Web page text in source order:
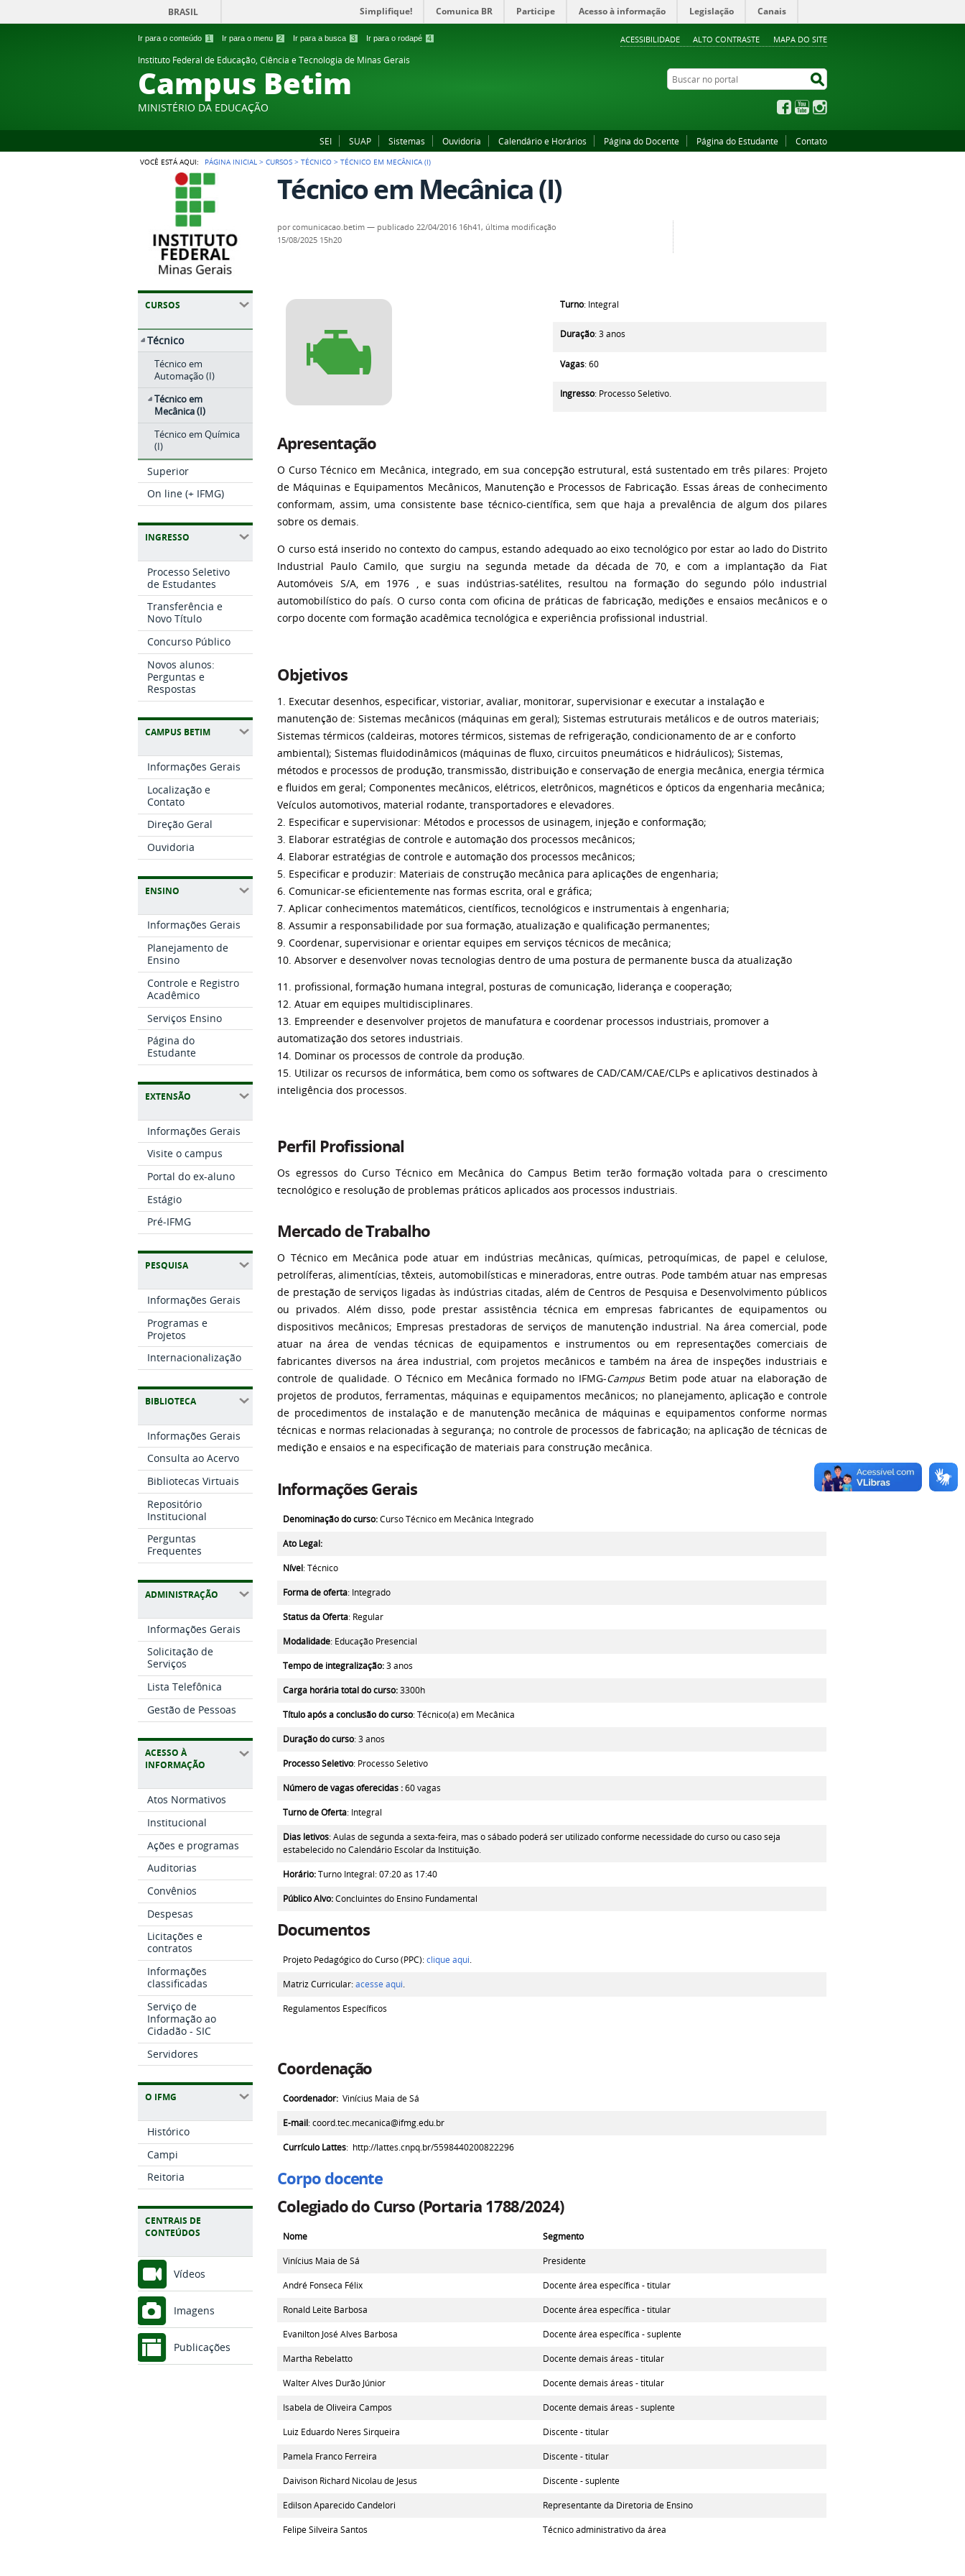
Ir para o conteúdo 1 Ir para o menu 2 Ir para a busca 3 Ir para o rodapé 4 ACESSIBILIDADE ALTO CONTRASTE MAPA DO SITE
BRASIL Simplifique! Comunica BR Participe Acesso à informação Legislação Canais
Instituto Federal de Educação, Ciência e Tecnologia de Minas Gerais
Campus Betim
MINISTÉRIO DA EDUCAÇÃO
Buscar no portal
FacebookYouTube
SEI SUAP Sistemas Ouvidoria Calendário e Horários Página do Docente Página do Estudante Contato
VOCÊ ESTÁ AQUI: PÁGINA INICIAL >CURSOS >TÉCNICO >TÉCNICO EM MECÂNICA (I)
CURSOS
Técnico
Técnico em
Automação (I)
Técnico em
Mecânica (I)
Técnico em Química
(I)
Superior
On line (+ IFMG)
INGRESSO
Processo Seletivo
de Estudantes
Transferência e
Novo Título
Concurso Público
Novos alunos:
Perguntas e
Respostas
CAMPUS BETIM
Informações Gerais
Localização e
Contato
Direção Geral
Ouvidoria
ENSINO
Informações Gerais
Planejamento de
Ensino
Controle e Registro
Acadêmico
Serviços Ensino
Página do
Estudante
EXTENSÃO
Informações Gerais
Visite o campus
Portal do ex-aluno
Estágio
Pré-IFMG
PESQUISA
Informações Gerais
Programas e
Projetos
Internacionalização
BIBLIOTECA
Informações Gerais
Consulta ao Acervo
Bibliotecas Virtuais
Repositório
Institucional
Perguntas
Frequentes
ADMINISTRAÇÃO
Informações Gerais
Solicitação de
Serviços
Lista Telefônica
Gestão de Pessoas
ACESSO À
INFORMAÇÃO
Atos Normativos
Institucional
Ações e programas
Auditorias
Convênios
Despesas
Licitações e
contratos
Informações
classificadas
Serviço de
Informação ao
Cidadão - SIC
Servidores
O IFMG
Histórico
Campi
Reitoria
CENTRAIS DE
CONTEÚDOS
Vídeos
Imagens
Publicações
Técnico em Mecânica (I)
porcomunicacao.betim — publicado 22/04/2016 16h41, última modificação
15/08/2025 15h20
Turno: Integral
Duração: 3 anos
Vagas: 60
Ingresso: Processo Seletivo.
Apresentação
O Curso Técnico em Mecânica, integrado, em sua concepção estrutural, está sustentado em três pilares: Projeto
de Máquinas e Equipamentos Mecânicos, Manutenção e Processos de Fabricação. Essas áreas de conhecimento
conformam, assim, uma consistente base técnico-científica, sem que haja a prevalência de algum dos pilares
sobre os demais.
O curso está inserido no contexto do campus, estando adequado ao eixo tecnológico por estar ao lado do Distrito
Industrial Paulo Camilo, que surgiu na segunda metade da década de 70, e com a implantação da Fiat
Automóveis S/A, em 1976 , e suas indústrias-satélites, resultou na formação do segundo pólo industrial
automobilístico do país. O curso conta com oficina de práticas de fabricação, medições e ensaios mecânicos e o
corpo docente com formação acadêmica tecnológica e experiência profissional industrial.
Objetivos
1. Executar desenhos, especificar, vistoriar, avaliar, monitorar, supervisionar e executar a instalação e
manutenção de: Sistemas mecânicos (máquinas em geral); Sistemas estruturais metálicos e de outros materiais;
Sistemas térmicos (caldeiras, motores térmicos, sistemas de refrigeração, condicionamento de ar e conforto
ambiental); Sistemas fluidodinâmicos (máquinas de fluxo, circuitos pneumáticos e hidráulicos); Sistemas,
métodos e processos de produção, transmissão, distribuição e conservação de energia mecânica, energia térmica
e fluidos em geral; Componentes mecânicos, elétricos, eletrônicos, magnéticos e ópticos da engenharia mecânica;
Veículos automotivos, material rodante, transportadores e elevadores.
2. Especificar e supervisionar: Métodos e processos de usinagem, injeção e conformação;
3. Elaborar estratégias de controle e automação dos processos mecânicos;
4. Elaborar estratégias de controle e automação dos processos mecânicos;
5. Especificar e produzir: Materiais de construção mecânica para aplicações de engenharia;
6. Comunicar-se eficientemente nas formas escrita, oral e gráfica;
7. Aplicar conhecimentos matemáticos, científicos, tecnológicos e instrumentais à engenharia;
8. Assumir a responsabilidade por sua formação, atualização e qualificação permanentes;
9. Coordenar, supervisionar e orientar equipes em serviços técnicos de mecânica;
10. Absorver e desenvolver novas tecnologias dentro de uma postura de permanente busca da atualização
11. profissional, formação humana integral, posturas de comunicação, liderança e cooperação;
12. Atuar em equipes multidisciplinares.
13. Empreender e desenvolver projetos de manufatura e coordenar processos industriais, promover a
automatização dos setores industriais.
14. Dominar os processos de controle da produção.
15. Utilizar os recursos de informática, bem como os softwares de CAD/CAM/CAE/CLPs e aplicativos destinados à
inteligência dos processos.
Perfil Profissional
Os egressos do Curso Técnico em Mecânica doCampus Betim terão formação voltada para o crescimento
tecnológico e resolução de problemas práticos aplicados aos processos industriais.
Mercado de Trabalho
O Técnico em Mecânica pode atuar em indústrias mecânicas, químicas, petroquímicas, de papel e celulose,
petrolíferas, alimentícias, têxteis, automobilísticas e mineradoras, entre outras. Pode também atuar nas empresas
de prestação de serviços ligadas às indústrias citadas, além de Centros de Pesquisa e Desenvolvimento públicos
ou privados. Além disso, pode prestar assistência técnica em empresas fabricantes de equipamentos ou
dispositivos mecânicos; Empresas prestadoras de serviços de manutenção industrial. Na área comercial, pode
atuar na área de vendas técnicas de equipamentos e instrumentos ou em representações comerciais de
fabricantes diversos na área industrial, com projetos mecânicos e também na área de inspeções industriais e
controle de qualidade. O Técnico em Mecânica formado no IFMG-CampusBetim pode atuar na elaboração de
projetos de produtos, ferramentas, máquinas e equipamentos mecânicos; no planejamento, aplicação e controle
de procedimentos de instalação e de manutenção mecânica de máquinas e equipamentos conforme normas
técnicas e normas relacionadas à segurança; no controle de processos de fabricação; na aplicação de técnicas de
medição e ensaios e na especificação de materiais para construção mecânica.
Informações Gerais
Denominação do curso:Curso Técnico em Mecânica Integrado
Ato Legal:
Nível: Técnico
Forma de oferta: Integrado
Status da Oferta: Regular
Modalidade: Educação Presencial
Tempo de integralização:3 anos
Carga horária total do curso:3300h
Título após a conclusão do curso:Técnico(a) em Mecânica
Duração do curso: 3 anos
Processo Seletivo: Processo Seletivo
Número de vagas oferecidas :60 vagas
Turno de Oferta: Integral
Dias letivos: Aulas de segunda a sexta-feira, mas o sábado poderá ser utilizado conforme necessidade do curso ou caso seja
estabelecido no Calendário Escolar da Instituição.
Horário:Turno Integral: 07:20 as 17:40
Público Alvo:Concluintes do Ensino Fundamental
Documentos
Projeto Pedagógico do Curso (PPC):clique aqui.
Matriz Curricular:acesse aqui.
Regulamentos Específicos
Coordenação
Coordenador: Vinícius Maia de Sá
E-mail: coord.tec.mecanica@ifmg.edu.br
Currículo Lattes: http://lattes.cnpq.br/5598440200822296
Corpo docente
Colegiado do Curso (Portaria 1788/2024)
Nome
Segmento
Vinícius Maia de Sá
Presidente
André Fonseca Félix
Docente área específica - titular
Ronald Leite Barbosa
Docente área específica - titular
Evanilton José Alves Barbosa
Docente área específica - suplente
Martha Rebelatto
Docente demais áreas - titular
Walter Alves Durão Júnior
Docente demais áreas - titular
Isabela de Oliveira Campos
Docente demais áreas - suplente
Luiz Eduardo Neres Sirqueira
Discente - titular
Pamela Franco Ferreira
Discente - titular
Daivison Richard Nicolau de Jesus
Discente - suplente
Edilson Aparecido Candelori
Representante da Diretoria de Ensino
Felipe Silveira Santos
Técnico administrativo da área